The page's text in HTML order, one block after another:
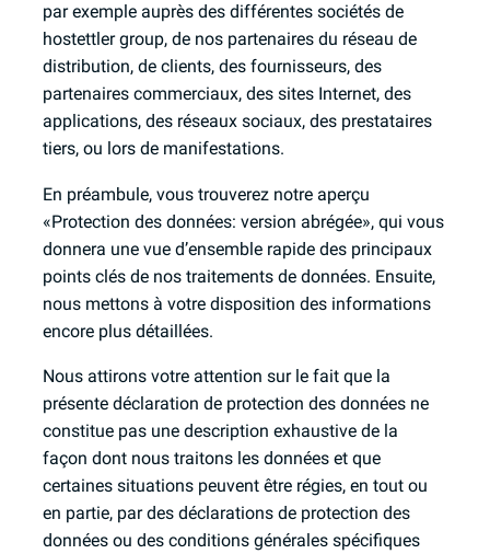
par exemple auprès des différentes sociétés de
hostettler group, de nos partenaires du réseau de
distribution, de clients, des fournisseurs, des
partenaires commerciaux, des sites Internet, des
applications, des réseaux sociaux, des prestataires
tiers, ou lors de manifestations.
En préambule, vous trouverez notre aperçu
«Protection des données: version abrégée», qui vous
donnera une vue d’ensemble rapide des principaux
points clés de nos traitements de données. Ensuite,
nous mettons à votre disposition des informations
encore plus détaillées.
Nous attirons votre attention sur le fait que la
présente déclaration de protection des données ne
constitue pas une description exhaustive de la
façon dont nous traitons les données et que
certaines situations peuvent être régies, en tout ou
en partie, par des déclarations de protection des
données ou des conditions générales spécifiques